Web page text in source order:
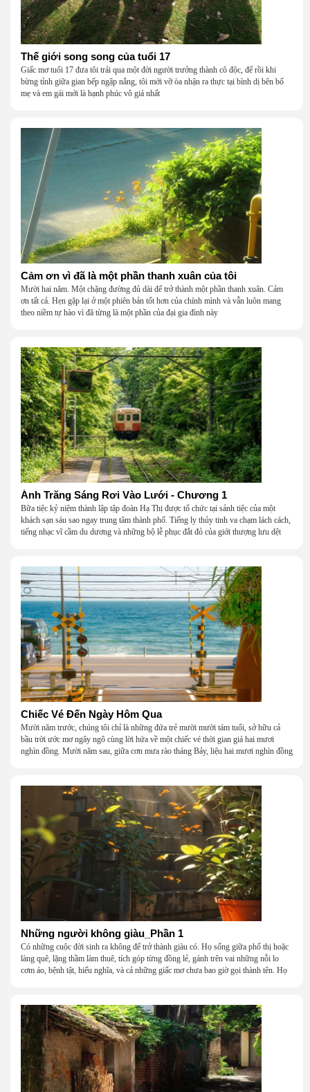
Thế giới song song của tuổi 17
Giấc mơ tuổi 17 đưa tôi trải qua một đời người trưởng thành cô độc, để rồi khi
bừng tỉnh giữa gian bếp ngập nắng, tôi mới vỡ òa nhận ra thực tại bình dị bên bố
mẹ và em gái mới là hạnh phúc vô giá nhất
Cảm ơn vì đã là một phần thanh xuân của tôi
Mười hai năm. Một chặng đường đủ dài để trở thành một phần thanh xuân. Cảm
ơn tất cả. Hẹn gặp lại ở một phiên bản tốt hơn của chính mình và vẫn luôn mang
theo niềm tự hào vì đã từng là một phần của đại gia đình này
Ánh Trăng Sáng Rơi Vào Lưới - Chương 1
Bữa tiệc kỷ niệm thành lập tập đoàn Hạ Thị được tổ chức tại sảnh tiệc của một
khách sạn sáu sao ngay trung tâm thành phố. Tiếng ly thủy tinh va chạm lách cách,
tiếng nhạc vĩ cầm du dương và những bộ lễ phục đắt đỏ của giới thượng lưu dệt
Chiếc Vé Đến Ngày Hôm Qua
Mười năm trước, chúng tôi chỉ là những đứa trẻ mười mười tám tuổi, sở hữu cả
bầu trời ước mơ ngây ngô cùng lời hứa về một chiếc vé thời gian giá hai mươi
nghìn đồng. Mười năm sau, giữa cơn mưa rào tháng Bảy, liệu hai mươi nghìn đồng
Những người không giàu_Phần 1
Có những cuộc đời sinh ra không để trở thành giàu có. Họ sống giữa phố thị hoặc
làng quê, lặng thầm làm thuê, tích góp từng đồng lẻ, gánh trên vai những nỗi lo
cơm áo, bệnh tật, hiếu nghĩa, và cả những giấc mơ chưa bao giờ gọi thành tên. Họ
một mái nhà bằng lòng thương, bằng sự nhẫn nại và một niềm tin cũ kỹ rằng: dẫu
nghèo đến đâu, cũng còn có nhau để quay về.